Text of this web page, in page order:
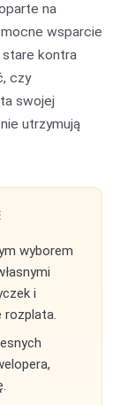
na
wsparcie
kontra
czy
swojej
utrzymują
wyborem
i
rozplata.